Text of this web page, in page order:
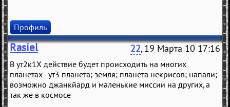
Профиль
Rasiel 22, 19 Марта 10 17:16
В ут2к1Х действие будет происходить на многих
планетах - ут3 планета; земля; планета некрисов; напали;
возможно джанкйард и маленькие миссии на других, а
так же в космосе